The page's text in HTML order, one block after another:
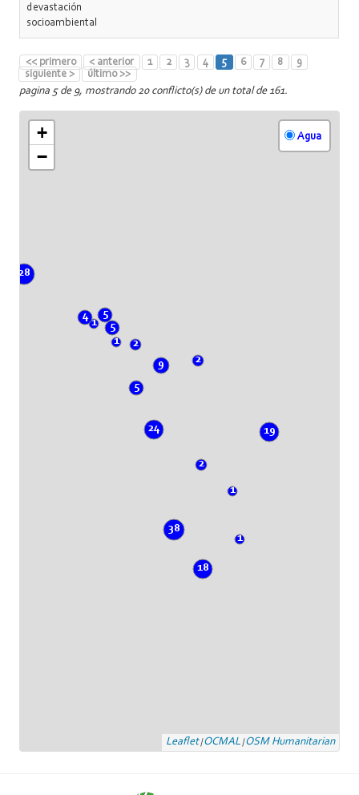
devastación
socioambiental
<< primero < anterior 1 2 3 4 5 6 7 8
9
siguiente >
último >>
pagina 5 de 9, mostrando 20 conflicto(s) de un total de 161.
1
1
4 5
28
5
2
18
2
19
38
9
5
1
24
1
2
+
−
Agua
Leaflet|OCMAL|OSM Humanitarian